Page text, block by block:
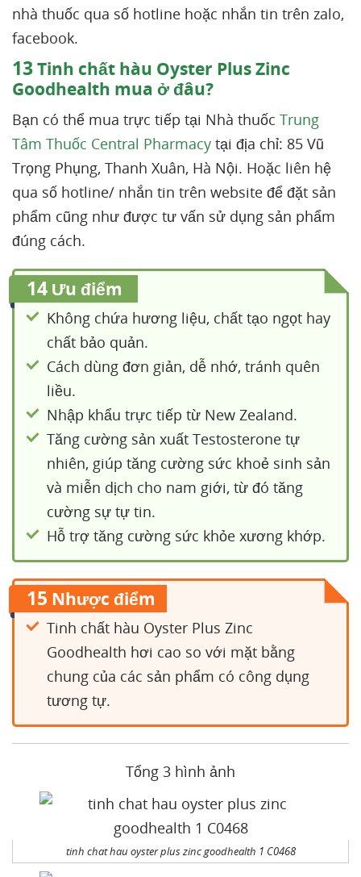
nhà thuốc qua số hotline hoặc nhắn tin trên zalo,
facebook.
13Tinh chất hàu Oyster Plus Zinc
Goodhealth mua ở đâu?
Bạn có thể mua trực tiếp tại Nhà thuốc Trung
Tâm Thuốc Central Pharmacy tại địa chỉ: 85 Vũ
Trọng Phụng, Thanh Xuân, Hà Nội. Hoặc liên hệ
qua số hotline/ nhắn tin trên website để đặt sản
phẩm cũng như được tư vấn sử dụng sản phẩm
đúng cách.
14 Ưu điểm
Không chứa hương liệu, chất tạo ngọt hay
chất bảo quản.
Cách dùng đơn giản, dễ nhớ, tránh quên
liều.
Nhập khẩu trực tiếp từ New Zealand.
Tăng cường sản xuất Testosterone tự
nhiên, giúp tăng cường sức khoẻ sinh sản
và miễn dịch cho nam giới, từ đó tăng
cường sự tự tin.
Hỗ trợ tăng cường sức khỏe xương khớp.
15 Nhược điểm
Tinh chất hàu Oyster Plus Zinc
Goodhealth hơi cao so với mặt bằng
chung của các sản phẩm có công dụng
tương tự.
Tổng 3 hình ảnh
tinh chat hau oyster plus zinc goodhealth 1 C0468